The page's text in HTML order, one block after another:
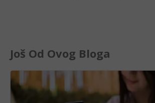
Još Od Ovog Bloga